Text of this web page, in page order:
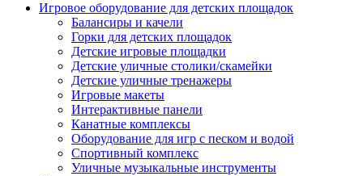
Игровое оборудование для детских площадок
Балансиры и качели
Горки для детских площадок
Детские игровые площадки
Детские уличные столики/скамейки
Детские уличные тренажеры
Игровые макеты
Интерактивные панели
Канатные комплексы
Оборудование для игр с песком и водой
Спортивный комплекс
Уличные музыкальные инструменты